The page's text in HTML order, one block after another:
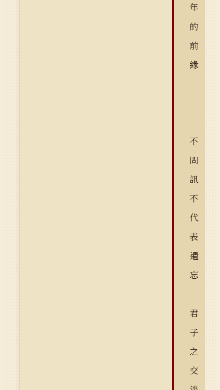
年
的
前
緣
不
問
訊
不
代
表
遺
忘
君
子
之
交